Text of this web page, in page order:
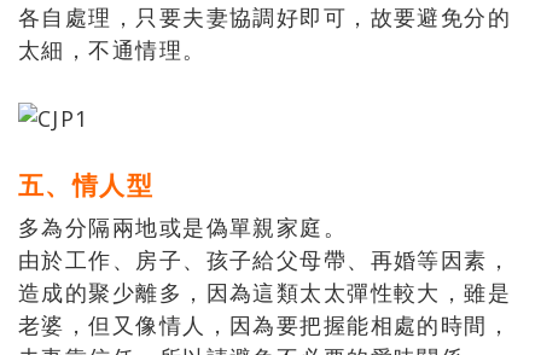
各自處理，只要夫妻協調好即可，故要避免分的
太細，不通情理。
五、情人型
多為分隔兩地或是偽單親家庭。
由於工作、房子、孩子給父母帶、再婚等因素，
造成的聚少離多，因為這類太太彈性較大，雖是
老婆，但又像情人，因為要把握能相處的時間，